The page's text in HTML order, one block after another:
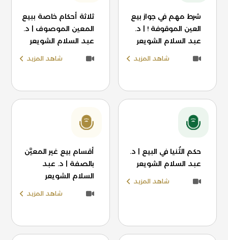
شرط مهم في جواز بيع
العين الموقوفة ! | د.
عبد السلام الشويعر
شاهد المزيد
ثلاثة أحكام خاصة ببيع
المعين الموصوف | د.
عبد السلام الشويعر
شاهد المزيد
حكم الثُنيا في البيع | د.
عبد السلام الشويعر
شاهد المزيد
أقسام بيع غير المعيَّن
بالصفة | د. عبد
السلام الشويعر
شاهد المزيد